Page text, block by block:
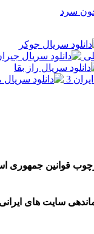
قوانین جمهوری
سایت های